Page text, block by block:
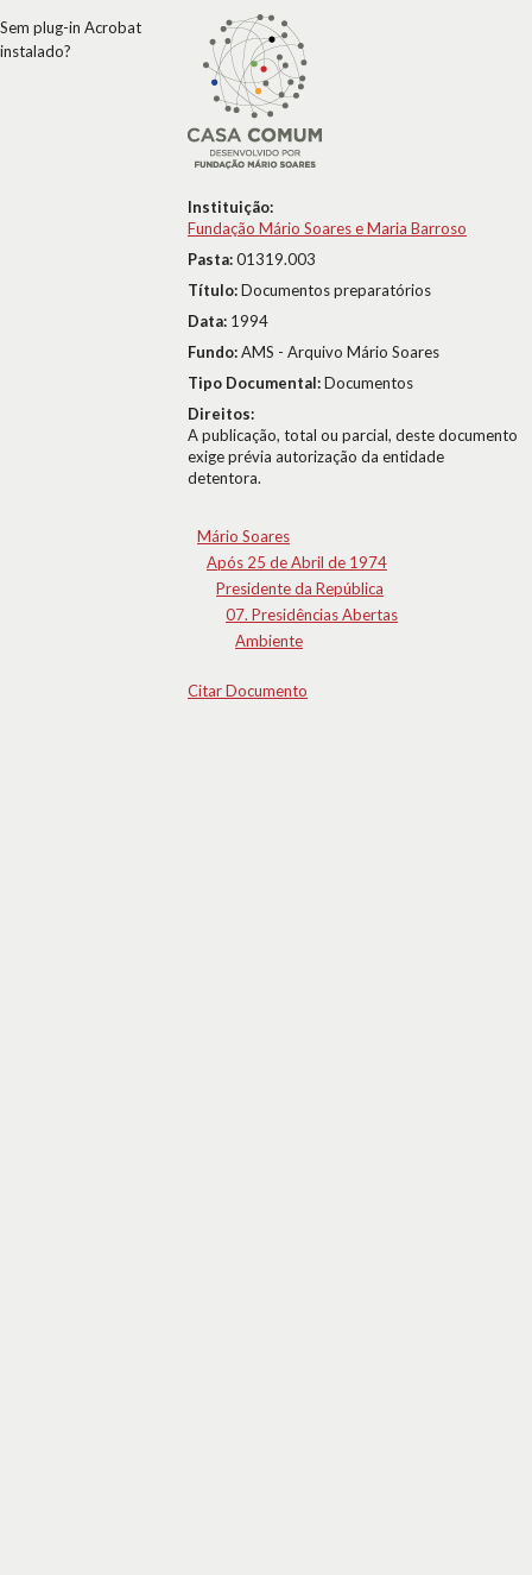
Instituição:
Fundação Mário Soares e Maria Barroso
Pasta:01319.003
Título:Documentos preparatórios
Data: 1994
Fundo:AMS - Arquivo Mário Soares
Tipo Documental:Documentos
Direitos:
A publicação, total ou parcial, deste documento
exige prévia autorização da entidade
detentora.
Mário Soares
Após 25 de Abril de 1974
Presidente da República
07. Presidências Abertas
Ambiente
Citar Documento
Sem plug-in Acrobat
instalado?